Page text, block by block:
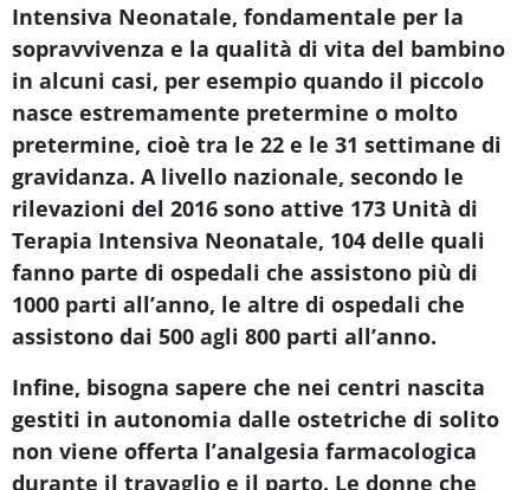
Intensiva Neonatale, fondamentale per la
sopravvivenza e la qualità di vita del bambino
in alcuni casi, per esempio quando il piccolo
nasce estremamente pretermine o molto
pretermine, cioè tra le 22 e le 31 settimane di
gravidanza. A livello nazionale, secondo le
rilevazioni del 2016 sono attive 173 Unità di
Terapia Intensiva Neonatale, 104 delle quali
fanno parte di ospedali che assistono più di
1000 parti all’anno, le altre di ospedali che
assistono dai 500 agli 800 parti all’anno.
Infine, bisogna sapere che nei centri nascita
gestiti in autonomia dalle ostetriche di solito
non viene offerta l’analgesia farmacologica
durante il travaglio e il parto. Le donne che